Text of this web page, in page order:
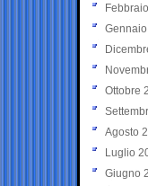
Ottobre
Agosto
Luglio
Giugno